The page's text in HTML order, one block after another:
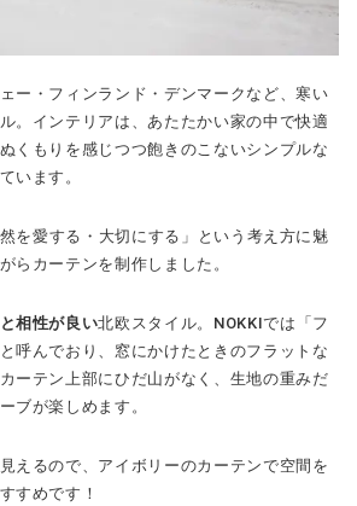
ー・フィンランド・デンマークなど、寒い
。インテリアは、あたたかい家の中で快適
くもりを感じつつ飽きのこないシンプルな
います。
を愛する・大切にする」という考え方に魅
らカーテンを制作しました。
相性が良い北欧スタイル。NOKKIでは「フ
呼んでおり、窓にかけたときのフラットな
ーテン上部にひだ山がなく、生地の重みだ
ブが楽しめます。
えるので、アイボリーのカーテンで空間を
すめです！